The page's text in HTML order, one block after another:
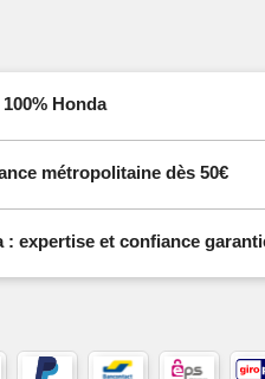
Honda
métropolitaine dès 50€
: expertise et confiance